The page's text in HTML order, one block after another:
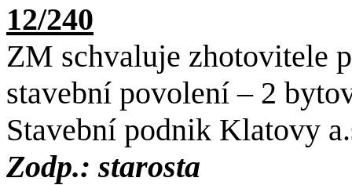
12/240
ZM schvaluje zhotovitele
stavební povolení – 2
Stavební podnik Klatovy
Zodp.: starosta